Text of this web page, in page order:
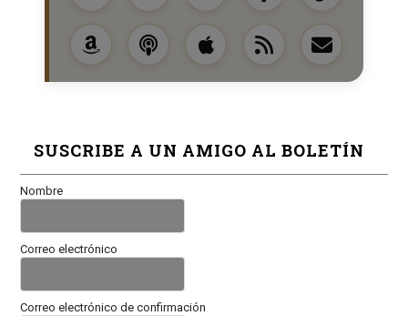
SUSCRIBE A UN AMIGO AL BOLETÍN
Nombre
Correo electrónico
Correo electrónico de confirmación